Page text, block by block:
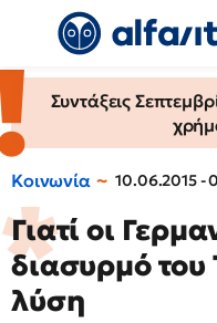
Συντάξεις
Κοινωνία 10.06.2015 -
Γιατί οι
διασυρμό του
λύση